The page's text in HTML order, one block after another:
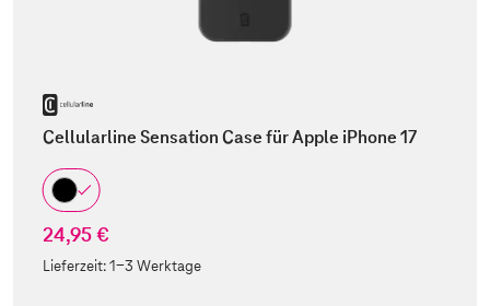
Cellularline Sensation Case für Apple iPhone 17
24,95 €
Lieferzeit:1-3 Werktage